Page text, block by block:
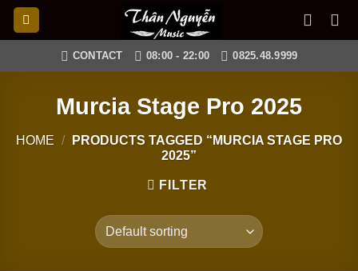
Skip
CONTACT 08:00 - 22:00 0825.48.9999
Murcia Stage Pro 2025
HOME /
PRODUCTS TAGGED “MURCIA STAGE PRO
2025”
FILTER